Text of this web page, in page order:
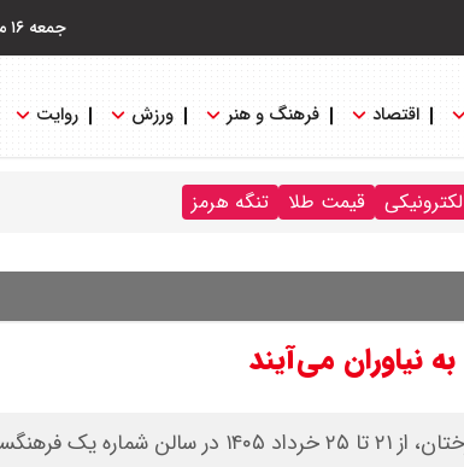
جمعه ۱۶ مرداد ۱۴۰۵
اقتصاد فرهنگ و هنر ورزش روایت
قیمت طلا تنگه هرمز
نیاوران می‌آیند
نمایشگاه نقاشی‌های فریبا میریان با ۳۵ اثر از مجموعه درختان، از ۲۱ تا ۲۵